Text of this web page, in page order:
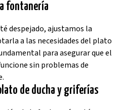
fontanería
despejado, ajustamos la
a las necesidades del plato
para asegurar que el
sin problemas de
de ducha y griferías